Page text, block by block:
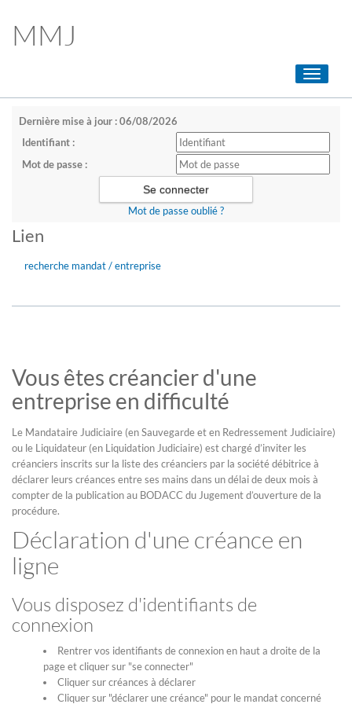
MMJ
Toggle
Dernière mise à jour : 06/08/2026
Identifiant :
Mot de passe :
Mot de passe oublié ?
Lien
recherche mandat / entreprise
Vous êtes créancier d'une
entreprise en difficulté
Le Mandataire Judiciaire (en Sauvegarde et en Redressement Judiciaire)
ou le Liquidateur (en Liquidation Judiciaire) est chargé d’inviter les
créanciers inscrits sur la liste des créanciers par la société débitrice à
déclarer leurs créances entre ses mains dans un délai de deux mois à
compter de la publication au BODACC du Jugement d’ouverture de la
procédure.
Déclaration d'une créance en
ligne
Vous disposez d'identifiants de
connexion
Rentrer vos identifiants de connexion en haut a droite de la
page et cliquer sur "se connecter"
Cliquer sur créances à déclarer
Cliquer sur "déclarer une créance" pour le mandat concerné